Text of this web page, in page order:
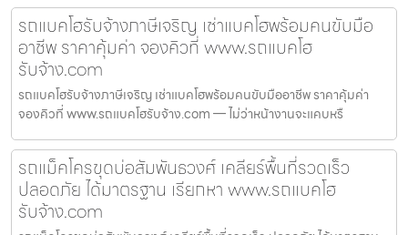
รถแบคโฮรับจ้างภาษีเจริญ เช่าแบคโฮพร้อมคนขับมือ
อาชีพ ราคาคุ้มค่า จองคิวที่ www.รถแบคโฮ
รับจ้าง.com
รถแบคโฮรับจ้างภาษีเจริญ เช่าแบคโฮพร้อมคนขับมืออาชีพ ราคาคุ้มค่า
จองคิวที่ www.รถแบคโฮรับจ้าง.com — ไม่ว่าหน้างานจะแคบหรื
รถแม็คโครขุดบ่อสัมพันธวงศ์ เคลียร์พื้นที่รวดเร็ว
ปลอดภัย ได้มาตรฐาน เรียกหา www.รถแบคโฮ
รับจ้าง.com